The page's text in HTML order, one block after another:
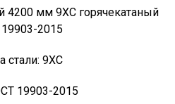
4200 мм 9ХС горячекатаный
2015
стали: 9ХС
19903-2015